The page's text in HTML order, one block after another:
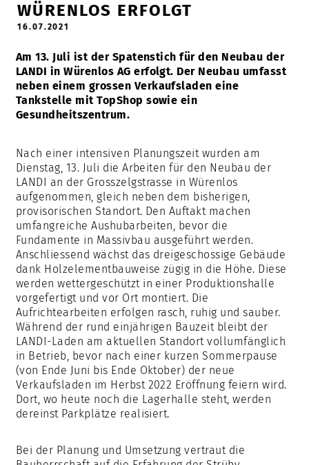
WÜRENLOS ERFOLGT
16.07.2021
Am 13. Juli ist der Spatenstich für den Neubau der
LANDI in Würenlos AG erfolgt. Der Neubau umfasst
neben einem grossen Verkaufsladen eine
Tankstelle mit TopShop sowie ein
Gesundheitszentrum.
Nach einer intensiven Planungszeit wurden am
Dienstag, 13. Juli die Arbeiten für den Neubau der
LANDI an der Grosszelgstrasse in Würenlos
aufgenommen, gleich neben dem bisherigen,
provisorischen Standort. Den Auftakt machen
umfangreiche Aushubarbeiten, bevor die
Fundamente in Massivbau ausgeführt werden.
Anschliessend wächst das dreigeschossige Gebäude
dank Holzelementbauweise zügig in die Höhe. Diese
werden wettergeschützt in einer Produktionshalle
vorgefertigt und vor Ort montiert. Die
Aufrichtearbeiten erfolgen rasch, ruhig und sauber.
Während der rund einjährigen Bauzeit bleibt der
LANDI-Laden am aktuellen Standort vollumfänglich
in Betrieb, bevor nach einer kurzen Sommerpause
(von Ende Juni bis Ende Oktober) der neue
Verkaufsladen im Herbst 2022 Eröffnung feiern wird.
Dort, wo heute noch die Lagerhalle steht, werden
dereinst Parkplätze realisiert.
Bei der Planung und Umsetzung vertraut die